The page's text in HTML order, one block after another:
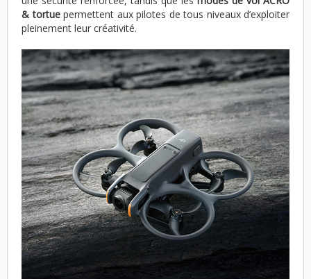
& tortuepermettent aux pilotes de tous niveaux d’exploiter
pleinement leur créativité.